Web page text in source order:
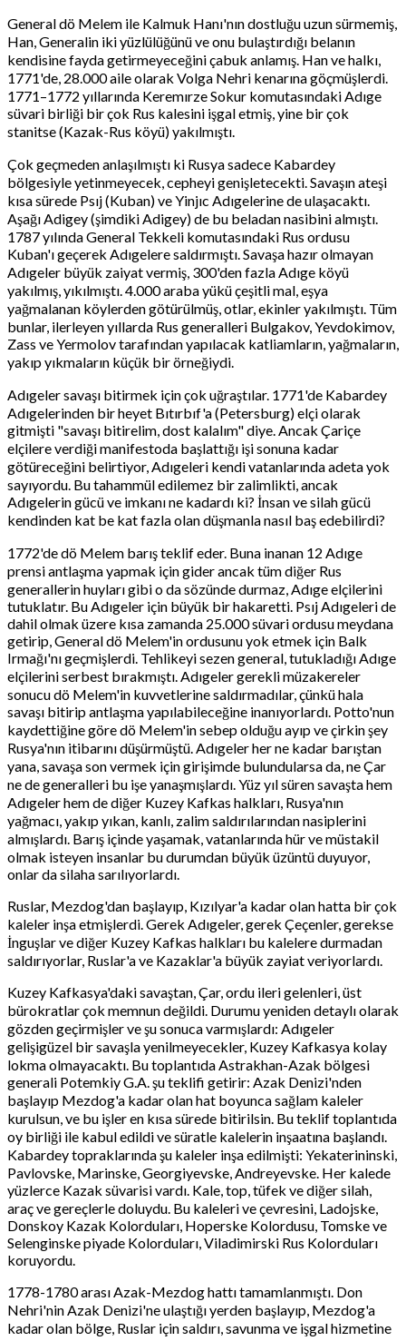
General dö Melem ile Kalmuk Hanı'nın dostluğu uzun sürmemiş,
Han, Generalin iki yüzlülüğünü ve onu bulaştırdığı belanın
kendisine fayda getirmeyeceğini çabuk anlamış. Han ve halkı,
1771'de, 28.000 aile olarak Volga Nehri kenarına göçmüşlerdi.
1771–1772 yıllarında Keremırze Sokur komutasındaki Adıge
süvari birliği bir çok Rus kalesini işgal etmiş, yine bir çok
stanitse (Kazak-Rus köyü) yakılmıştı.
Çok geçmeden anlaşılmıştı ki Rusya sadece Kabardey
bölgesiyle yetinmeyecek, cepheyi genişletecekti. Savaşın ateşi
kısa sürede Psıj (Kuban) ve Yinjıc Adıgelerine de ulaşacaktı.
Aşağı Adigey (şimdiki Adigey) de bu beladan nasibini almıştı.
1787 yılında General Tekkeli komutasındaki Rus ordusu
Kuban'ı geçerek Adıgelere saldırmıştı. Savaşa hazır olmayan
Adıgeler büyük zaiyat vermiş, 300'den fazla Adıge köyü
yakılmış, yıkılmıştı. 4.000 araba yükü çeşitli mal, eşya
yağmalanan köylerden götürülmüş, otlar, ekinler yakılmıştı. Tüm
bunlar, ilerleyen yıllarda Rus generalleri Bulgakov, Yevdokimov,
Zass ve Yermolov tarafından yapılacak katliamların, yağmaların,
yakıp yıkmaların küçük bir örneğiydi.
Adıgeler savaşı bitirmek için çok uğraştılar. 1771'de Kabardey
Adıgelerinden bir heyet Bıtırbıf'a (Petersburg) elçi olarak
gitmişti "savaşı bitirelim, dost kalalım" diye. Ancak Çariçe
elçilere verdiği manifestoda başlattığı işi sonuna kadar
götüreceğini belirtiyor, Adıgeleri kendi vatanlarında adeta yok
sayıyordu. Bu tahammül edilemez bir zalimlikti, ancak
Adıgelerin gücü ve imkanı ne kadardı ki? İnsan ve silah gücü
kendinden kat be kat fazla olan düşmanla nasıl baş edebilirdi?
1772'de dö Melem barış teklif eder. Buna inanan 12 Adıge
prensi antlaşma yapmak için gider ancak tüm diğer Rus
generallerin huyları gibi o da sözünde durmaz, Adıge elçilerini
tutuklatır. Bu Adıgeler için büyük bir hakaretti. Psıj Adıgeleri de
dahil olmak üzere kısa zamanda 25.000 süvari ordusu meydana
getirip, General dö Melem'in ordusunu yok etmek için Balk
Irmağı'nı geçmişlerdi. Tehlikeyi sezen general, tutukladığı Adıge
elçilerini serbest bırakmıştı. Adıgeler gerekli müzakereler
sonucu dö Melem'in kuvvetlerine saldırmadılar, çünkü hala
savaşı bitirip antlaşma yapılabileceğine inanıyorlardı. Potto'nun
kaydettiğine göre dö Melem'in sebep olduğu ayıp ve çirkin şey
Rusya'nın itibarını düşürmüştü. Adıgeler her ne kadar barıştan
yana, savaşa son vermek için girişimde bulundularsa da, ne Çar
ne de generalleri bu işe yanaşmışlardı. Yüz yıl süren savaşta hem
Adıgeler hem de diğer Kuzey Kafkas halkları, Rusya'nın
yağmacı, yakıp yıkan, kanlı, zalim saldırılarından nasiplerini
almışlardı. Barış içinde yaşamak, vatanlarında hür ve müstakil
olmak isteyen insanlar bu durumdan büyük üzüntü duyuyor,
onlar da silaha sarılıyorlardı.
Ruslar, Mezdog'dan başlayıp, Kızılyar'a kadar olan hatta bir çok
kaleler inşa etmişlerdi. Gerek Adıgeler, gerek Çeçenler, gerekse
İnguşlar ve diğer Kuzey Kafkas halkları bu kalelere durmadan
saldırıyorlar, Ruslar'a ve Kazaklar'a büyük zayiat veriyorlardı.
Kuzey Kafkasya'daki savaştan, Çar, ordu ileri gelenleri, üst
bürokratlar çok memnun değildi. Durumu yeniden detaylı olarak
gözden geçirmişler ve şu sonuca varmışlardı: Adıgeler
gelişigüzel bir savaşla yenilmeyecekler, Kuzey Kafkasya kolay
lokma olmayacaktı. Bu toplantıda Astrakhan-Azak bölgesi
generali Potemkiy G.A. şu teklifi getirir: Azak Denizi'nden
başlayıp Mezdog'a kadar olan hat boyunca sağlam kaleler
kurulsun, ve bu işler en kısa sürede bitirilsin. Bu teklif toplantıda
oy birliği ile kabul edildi ve süratle kalelerin inşaatına başlandı.
Kabardey topraklarında şu kaleler inşa edilmişti: Yekaterininski,
Pavlovske, Marinske, Georgiyevske, Andreyevske. Her kalede
yüzlerce Kazak süvarisi vardı. Kale, top, tüfek ve diğer silah,
araç ve gereçlerle doluydu. Bu kaleleri ve çevresini, Ladojske,
Donskoy Kazak Kolorduları, Hoperske Kolordusu, Tomske ve
Selenginske piyade Kolorduları, Viladimirski Rus Kolorduları
koruyordu.
1778-1780 arası Azak-Mezdog hattı tamamlanmıştı. Don
Nehri'nin Azak Denizi'ne ulaştığı yerden başlayıp, Mezdog'a
kadar olan bölge, Ruslar için saldırı, savunma ve işgal hizmetine